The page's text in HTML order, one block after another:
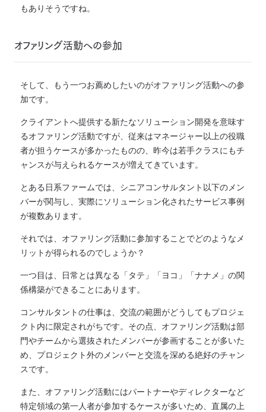
もありそうですね。
オファリング活動への参加
そして、もう一つお薦めしたいのがオファリング活動への参
加です。
クライアントへ提供する新たなソリューション開発を意味す
るオファリング活動ですが、従来はマネージャー以上の役職
者が担うケースが多かったものの、昨今は若手クラスにもチ
ャンスが与えられるケースが増えてきています。
とある日系ファームでは、シニアコンサルタント以下のメン
バーが関与し、実際にソリューション化されたサービス事例
が複数あります。
それでは、オファリング活動に参加することでどのようなメ
リットが得られるのでしょうか？
一つ目は、日常とは異なる「タテ」「ヨコ」「ナナメ」の関
係構築ができることにあります。
コンサルタントの仕事は、交流の範囲がどうしてもプロジェ
クト内に限定されがちです。その点、オファリング活動は部
門やチームから選抜されたメンバーが参画することが多いた
め、プロジェクト外のメンバーと交流を深める絶好のチャン
スです。
また、オファリング活動にはパートナーやディレクターなど
特定領域の第一人者が参加するケースが多いため、直属の上